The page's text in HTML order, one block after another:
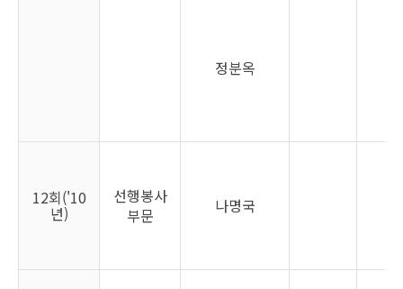
정분옥
12회('10
년)
선행봉사
부문
나명국